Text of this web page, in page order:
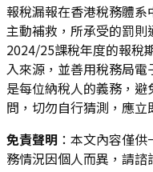
報稅漏報在香港稅務體
主動補救，所承受的罰則
2024/25課稅年度的報稅
入來源，並善用稅務局
是每位納稅人的義務，
問，切勿自行猜測，應立
免責聲明 ：本文內容僅
務情況因個人而異，請諮